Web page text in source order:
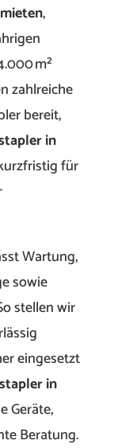
,
m²
zahlreiche
bereit,
in
für
Wartung,
sowie
stellen wir
eingesetzt
in
Geräte,
Beratung.